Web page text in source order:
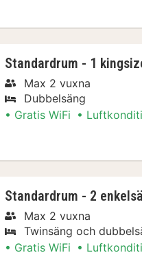
Standardrum - 1
Max 2 vuxna
Dubbelsäng
Gratis WiFi
Standardrum - 2
Max 2 vuxna
Twinsäng och
Gratis WiFi